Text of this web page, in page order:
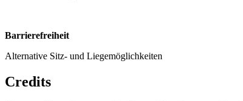
Barrierefreiheit
Alternative Sitz- und Liegemöglichkeiten
Credits